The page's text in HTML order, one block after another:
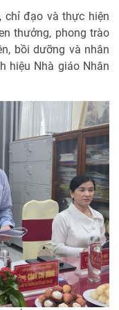
chỉ đạo và thực hiện
thưởng, phong trào
bồi dưỡng và nhân
hiệu Nhà giáo Nhân